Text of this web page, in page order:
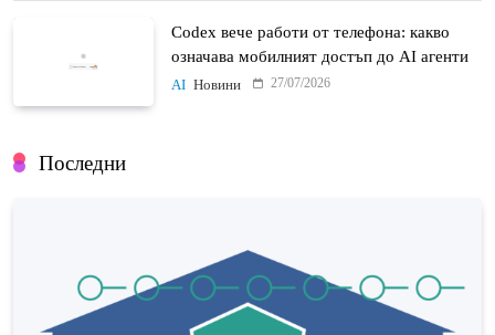
Codex вече работи от телефона: какво
означава мобилният достъп до AI агенти
AI Новини 27/07/2026
Последни